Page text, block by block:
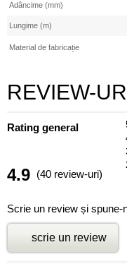
Adâncime (mm)
Lungime (m)
Material de fabricație
REVIEW-
Rating general
4.9 (40 review-uri)
Scrie un review și spune-
scrie un review